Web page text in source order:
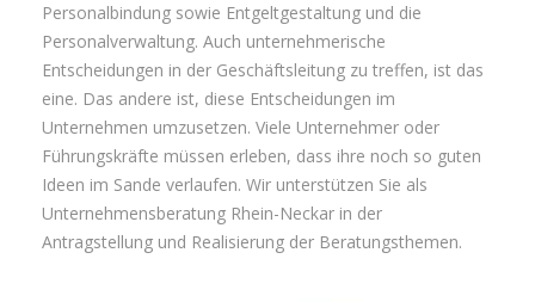
Personalbindung sowie Entgeltgestaltung und die
Personalverwaltung. Auch unternehmerische
Entscheidungen in der Geschäftsleitung zu treffen, ist das
eine. Das andere ist, diese Entscheidungen im
Unternehmen umzusetzen. Viele Unternehmer oder
Führungskräfte müssen erleben, dass ihre noch so guten
Ideen im Sande verlaufen. Wir unterstützen Sie als
Unternehmensberatung Rhein-Neckar in der
Antragstellung und Realisierung der Beratungsthemen.